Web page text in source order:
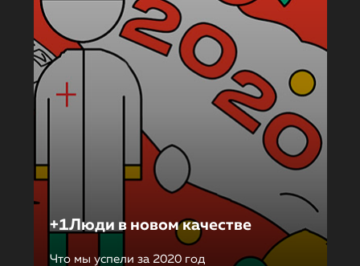
+1Люди в новом качестве
Что мы успели за 2020 год